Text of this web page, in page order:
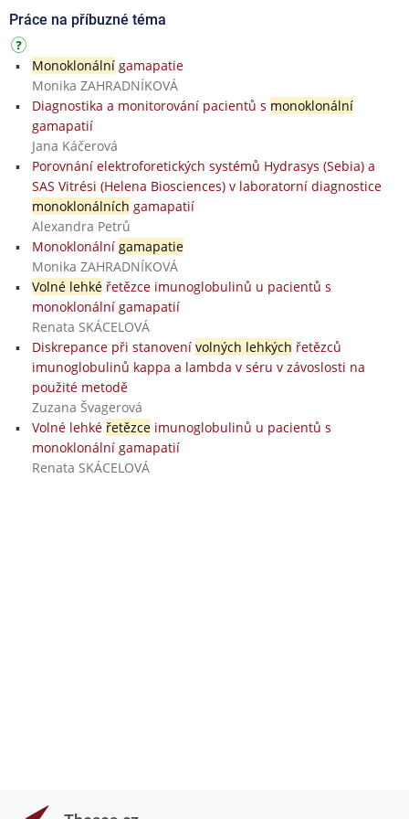
Práce na příbuzné téma
Monoklonálnígamapatie
Monika ZAHRADNÍKOVÁ
Diagnostika a monitorování pacientů s monoklonální
gamapatií
Jana Káčerová
Porovnání elektroforetických systémů Hydrasys (Sebia) a
SAS Vitrési (Helena Biosciences) v laboratorní diagnostice
monoklonálních gamapatií
Alexandra Petrů
Monoklonální gamapatie
Monika ZAHRADNÍKOVÁ
Volné lehkéřetězce imunoglobulinů u pacientů s
monoklonální gamapatií
Renata SKÁCELOVÁ
Diskrepance při stanovení volných lehkých řetězců
imunoglobulinů kappa a lambda v séru v závoslosti na
použité metodě
Zuzana Švagerová
Volné lehké řetězceimunoglobulinů u pacientů s
monoklonální gamapatií
Renata SKÁCELOVÁ